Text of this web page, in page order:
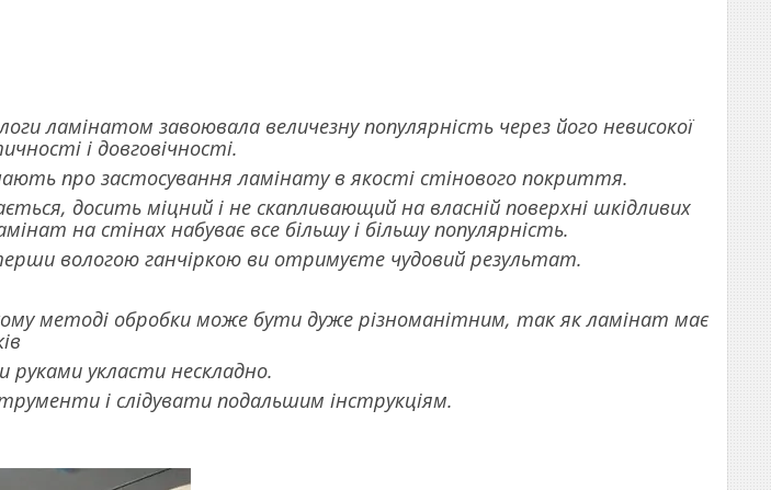
ламінатом завоювала величезну популярність через його невисокої
і довговічності.
про застосування ламінату в якості стінового покриття.
досить міцний і не скапливающий на власній поверхні шкідливих
на стінах набуває все більшу і більшу популярність.
вологою ганчіркою ви отримуєте чудовий результат.
методі обробки може бути дуже різноманітним, так як ламінат має
укласти нескладно.
і слідувати подальшим інструкціям.